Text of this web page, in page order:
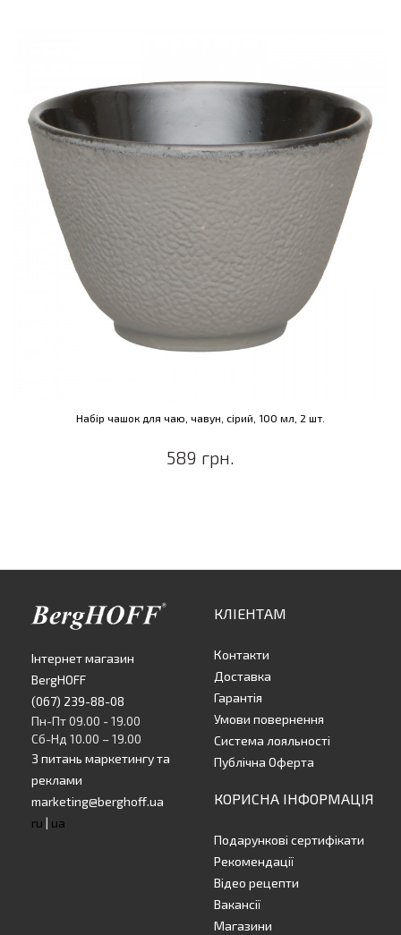
Набір чашок для чаю, чавун, сірий, 100 мл, 2 шт.
589 грн.
Інтернет магазин
BergHOFF
(067) 239-88-08
Пн-Пт 09.00 - 19.00
Сб-Нд 10.00 – 19.00
З питань маркетингу та
реклами
marketing@berghoff.ua
ru | ua
КЛІЕНТАМ
Контакти
Доставка
Гарантія
Умови повернення
Система лояльності
Публічна Оферта
КОРИСНА ІНФОРМАЦІЯ
Подарункові сертифікати
Рекомендації
Відео рецепти
Вакансії
Магазини